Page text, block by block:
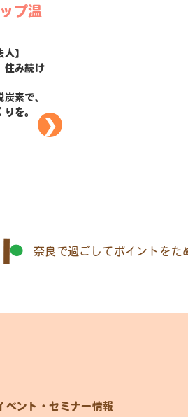
プ温
】
住み続け
素で、
を。
奈良で過ごしてポイントをた
ベント・セミナー情報